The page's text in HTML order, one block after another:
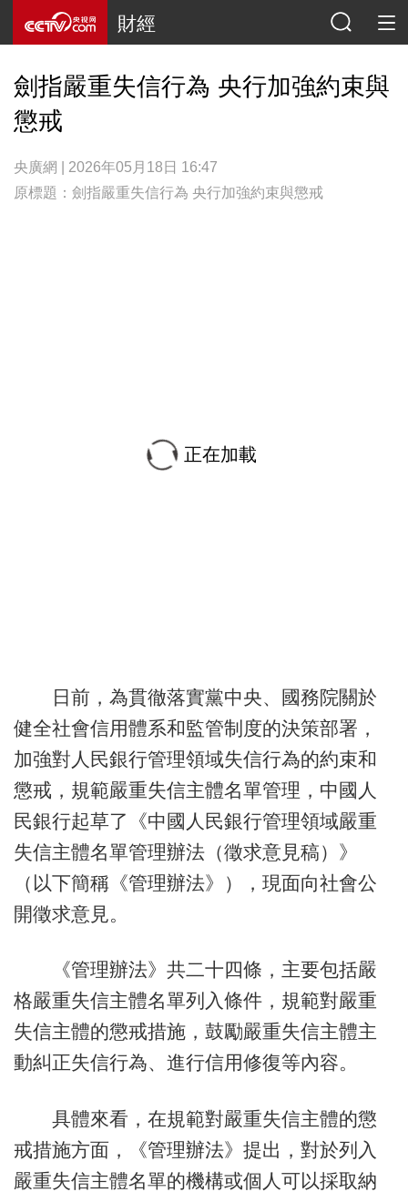
財經
劍指嚴重失信行為 央行加強約束與
懲戒
央廣網 | 2026年05月18日 16:47
原標題：劍指嚴重失信行為 央行加強約束與懲戒
正在加載
日前，為貫徹落實黨中央、國務院關於
健全社會信用體系和監管制度的決策部署，
加強對人民銀行管理領域失信行為的約束和
懲戒，規範嚴重失信主體名單管理，中國人
民銀行起草了《中國人民銀行管理領域嚴重
失信主體名單管理辦法（徵求意見稿）》
（以下簡稱《管理辦法》），現面向社會公
開徵求意見。
《管理辦法》共二十四條，主要包括嚴
格嚴重失信主體名單列入條件，規範對嚴重
失信主體的懲戒措施，鼓勵嚴重失信主體主
動糾正失信行為、進行信用修復等內容。
具體來看，在規範對嚴重失信主體的懲
戒措施方面，《管理辦法》提出，對於列入
嚴重失信主體名單的機構或個人可以採取納